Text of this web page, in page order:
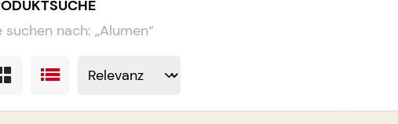
suchen nach: „Alumen“